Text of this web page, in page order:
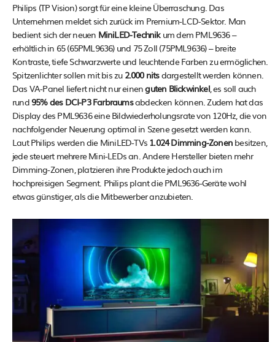
Philips (TP Vision) sorgt für eine kleine Überraschung. Das
Unternehmen meldet sich zurück im Premium-LCD-Sektor. Man
bedient sich der neuen MiniLED-Technikum dem PML9636 –
erhältlich in 65 (65PML9636) und 75 Zoll (75PML9636) – breite
Kontraste, tiefe Schwarzwerte und leuchtende Farben zu ermöglichen.
Spitzenlichter sollen mit bis zu2.000 nitsdargestellt werden können.
Das VA-Panel liefert nicht nur einenguten Blickwinkel, es soll auch
rund 95% des DCI-P3 Farbraumsabdecken können. Zudem hat das
Display des PML9636 eine Bildwiederholungsrate von 120Hz, die von
nachfolgender Neuerung optimal in Szene gesetzt werden kann.
Laut Philips werden die MiniLED-TVs 1.024 Dimming-Zonen besitzen,
jede steuert mehrere Mini-LEDs an. Andere Hersteller bieten mehr
Dimming-Zonen, platzieren ihre Produkte jedoch auch im
hochpreisigen Segment. Philips plant die PML9636-Geräte wohl
etwas günstiger, als die Mitbewerber anzubieten.